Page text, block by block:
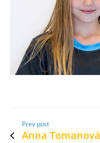
Prev post
Anna Tomanová